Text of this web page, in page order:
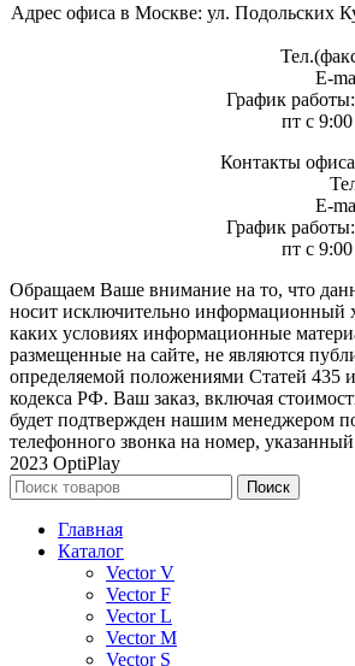
Адрес офиса в Москве: ул. Подольских
E-
График
пт с
Контакты
E-
График
пт с
Обращаем Ваше внимание на то, что
носит исключительно информационный
каких условиях информационные
размещенные на сайте, не являются
определяемой положениями Статей 435
кодекса РФ. Ваш заказ, включая
будет подтвержден нашим менеджером
телефонного звонка на номер,
2023 OptiPlay
Поиск
Главная
Каталог
Vector V
Vector F
Vector L
Vector M
Vector S